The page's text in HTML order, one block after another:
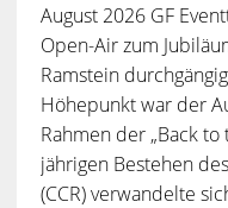
August 2026 GF
Open-Air zum
Ramstein
Höhepunkt war der
Rahmen der „Back to
jährigen Bestehen
(CCR) verwandelte